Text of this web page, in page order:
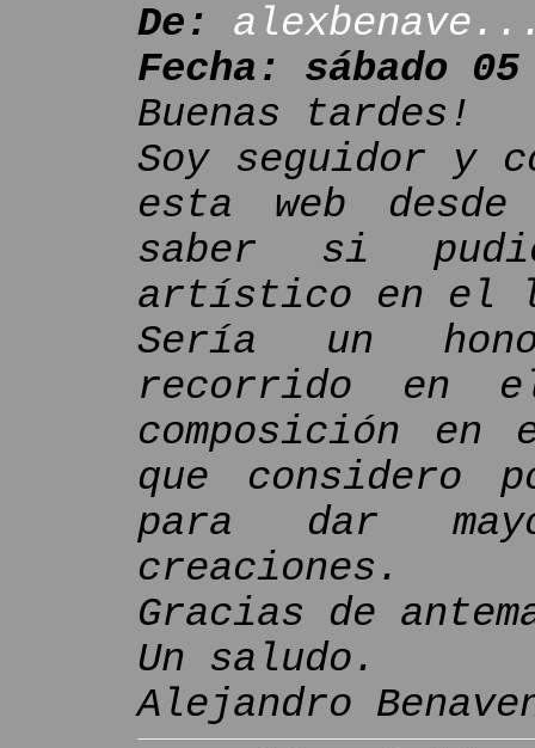
De:
Fecha: sábado
Buenas tardes!
Soy seguidor y
esta web
saber si
artístico en el
Sería un
recorrido en
composición
que considero
para dar
creaciones.
Gracias de
Un saludo.
Alejandro